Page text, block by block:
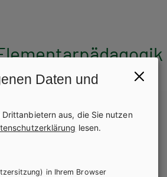
Daten und
aus, die Sie nutzen
lesen.
in Ihrem Browser